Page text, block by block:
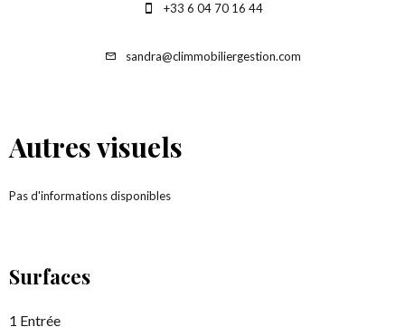
+33 6 04 70 16 44
sandra@climmobiliergestion.com
Autres visuels
Pas d'informations disponibles
Surfaces
1 Entrée